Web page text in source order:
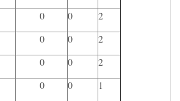
0 0
2
0 0
2
0 0
2
0 0
1